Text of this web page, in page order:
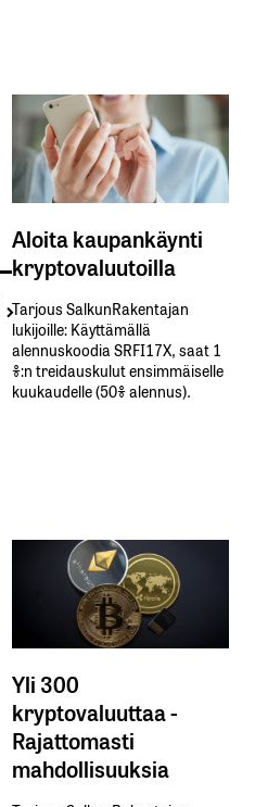
Aloita kaupankäynti
kryptovaluutoilla
Tarjous SalkunRakentajan
lukijoille: Käyttämällä​ ​
alennuskoodia​ ​SRFI17X,​ ​saat​ ​1
%:n treidauskulut​ ​ensimmäiselle​ ​
kuukaudelle​ ​(50%​ ​alennus).
Yli 300
kryptovaluuttaa -
Rajattomasti
mahdollisuuksia